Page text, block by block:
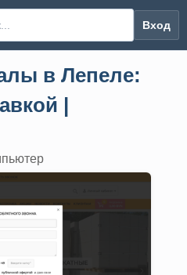
Вход
в Лепеле:
|